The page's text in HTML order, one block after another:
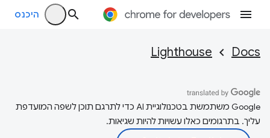
היכנס
Docs
Lighthouse
‫Google משתמשת בטכנולוגיית AI כדי לתרגם תוכן לשפה המועדפת
עליך. בתרגומים כאלו עשויות להיות שגיאות.